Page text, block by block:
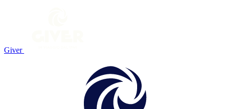
Giver